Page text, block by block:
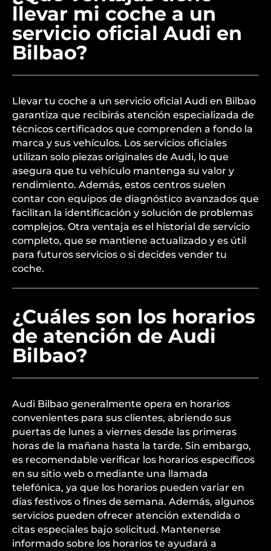
llevar mi coche a un
servicio oficial Audi en
Bilbao?
Llevar tu coche a un servicio oficial Audi en Bilbao
garantiza que recibirás atención especializada de
técnicos certificados que comprenden a fondo la
marca y sus vehículos. Los servicios oficiales
utilizan solo piezas originales de Audi, lo que
asegura que tu vehículo mantenga su valor y
rendimiento. Además, estos centros suelen
contar con equipos de diagnóstico avanzados que
facilitan la identificación y solución de problemas
complejos. Otra ventaja es el historial de servicio
completo, que se mantiene actualizado y es útil
para futuros servicios o si decides vender tu
coche.
¿Cuáles son los horarios
de atención de Audi
Bilbao?
Audi Bilbao generalmente opera en horarios
convenientes para sus clientes, abriendo sus
puertas de lunes a viernes desde las primeras
horas de la mañana hasta la tarde. Sin embargo,
es recomendable verificar los horarios específicos
en su sitio web o mediante una llamada
telefónica, ya que los horarios pueden variar en
días festivos o fines de semana. Además, algunos
servicios pueden ofrecer atención extendida o
citas especiales bajo solicitud. Mantenerse
informado sobre los horarios te ayudará a